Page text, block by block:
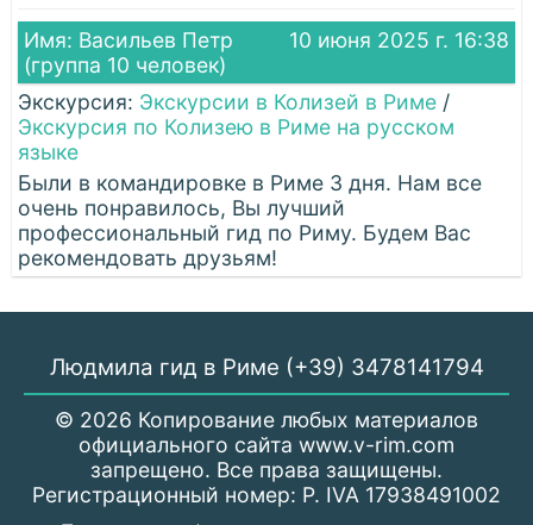
10 июня 2025 г. 16:38
Имя: Васильев Петр
(группа 10 человек)
Экскурсия: Экскурсии в Колизей в Риме /
Экскурсия по Колизею в Риме на русском
языке
Были в командировке в Риме 3 дня. Нам все
очень понравилось, Вы лучший
профессиональный гид по Риму. Будем Вас
рекомендовать друзьям!
Людмила гид в Риме (+39) 3478141794
© 2026 Копирование любых материалов
официального сайта www.v-rim.com
запрещено. Все права защищены.
Регистрационный номер: P. IVA 17938491002